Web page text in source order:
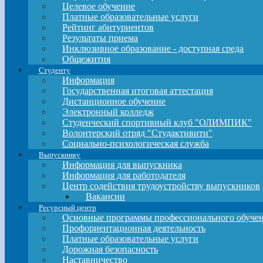
Целевое обучение
Платные образовательные услуги
Рейтинг абитуриентов
Результаты приема
Инклюзивное образование - доступная среда
Общежития
Студенту
Информация
Государственная итоговая аттестация
Дистанционное обучение
Электронный колледж
Студенческий спортивный клуб "ОЛИМПИК"
Волонтерский отряд "Студактивити"
Социально-психологическая служба
Выпускнику
Информация для выпускника
Информация для работодателя
Центр содействия трудоустройству выпускников
Вакансии
Ресурсный центр
Основные программы профессионального
Профориентационная деятельность
Платные образовательные услуги
Дорожная безопасность
Наставничество